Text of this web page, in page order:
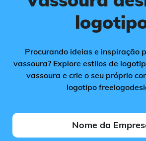
Procurando ideias e inspiração
vassoura? Explore estilos de
vassoura e crie o seu próprio
logotipo